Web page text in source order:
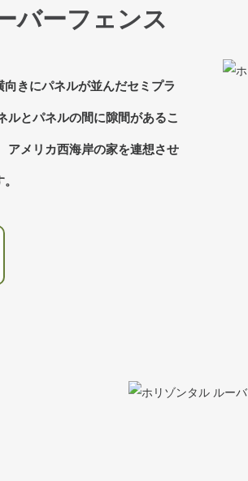
バーフェンス
きにパネルが並んだセミプラ
ルとパネルの間に隙間があるこ
アメリカ西海岸の家を連想させ